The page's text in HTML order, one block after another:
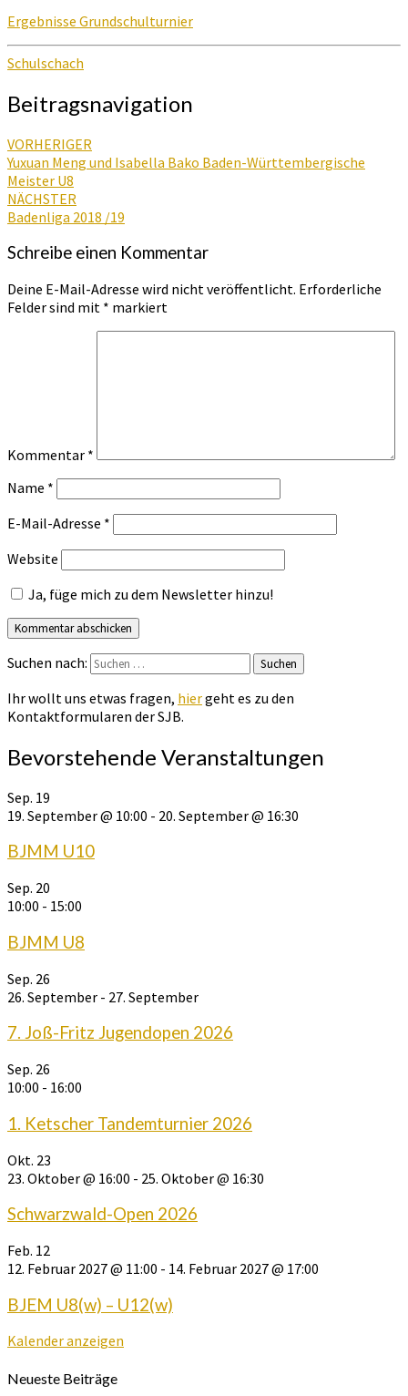
Ergebnisse Grundschulturnier
Schulschach
Beitragsnavigation
VORHERIGER
Yuxuan Meng und Isabella Bako Baden-Württembergische
Meister U8
NÄCHSTER
Badenliga 2018 /19
Schreibe einen Kommentar
Deine E-Mail-Adresse wird nicht veröffentlicht. Erforderliche
Felder sind mit * markiert
Kommentar *
Name *
E-Mail-Adresse *
Website
Ja, füge mich zu dem Newsletter hinzu!
Suchen nach: Suchen
Ihr wollt uns etwas fragen, hiergeht es zu den
Kontaktformularen der SJB.
Bevorstehende Veranstaltungen
Sep. 19
19. September @ 10:00 - 20. September @ 16:30
BJMM U10
Sep. 20
10:00 - 15:00
BJMM U8
Sep. 26
26. September - 27. September
7. Joß-Fritz Jugendopen 2026
Sep. 26
10:00 - 16:00
1. Ketscher Tandemturnier 2026
Okt. 23
23. Oktober @ 16:00 - 25. Oktober @ 16:30
Schwarzwald-Open 2026
Feb. 12
12. Februar 2027 @ 11:00 - 14. Februar 2027 @ 17:00
BJEM U8(w) – U12(w)
Kalender anzeigen
Neueste Beiträge